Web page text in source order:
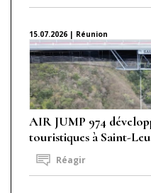
15.07.2026 | Réunion
AIR JUMP 974
touristiques à Saint-Leu
Réagir